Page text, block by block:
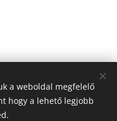
a weboldal megfelelő
hogy a lehető legjobb